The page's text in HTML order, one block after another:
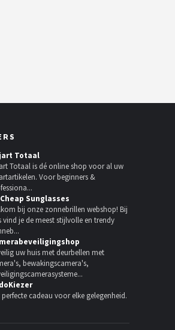
Totaal
Totaal is dé online shop voor al uw
Voor beginners &
Sunglasses
bij onze zonnebrillen webshop! Bij
vind je de meest stijlvolle en trendy
uw huis met deurbellen met
bewakingscamera's,
perfecte cadeau voor elke gelegenheid.